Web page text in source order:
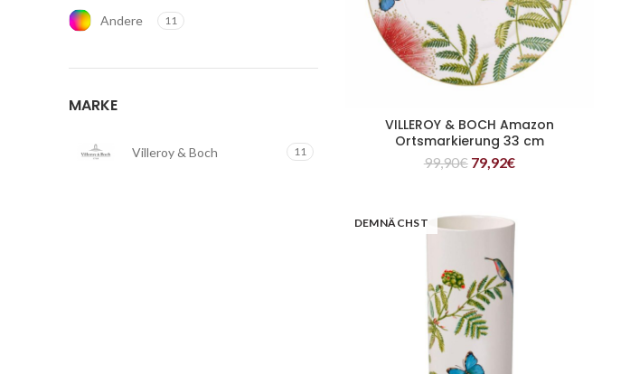
Andere 11
MARKE
Villeroy & Boch 11
WEITERLESEN
VILLEROY & BOCH Amazon
Ortsmarkierung 33 cm
99,90€ 79,92€
DEMNÄCHST